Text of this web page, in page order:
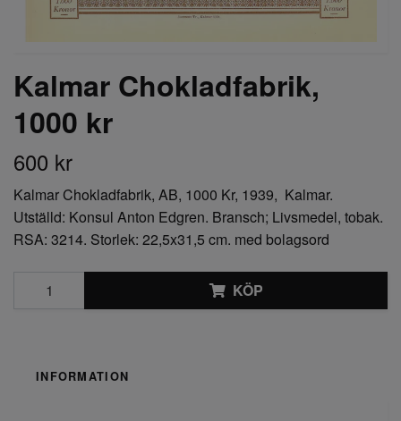
Kalmar Chokladfabrik,
1000 kr
600 kr
Kalmar Chokladfabrik, AB, 1000 Kr, 1939, Kalmar.
Utställd: Konsul Anton Edgren. Bransch; Livsmedel, tobak.
RSA: 3214. Storlek: 22,5x31,5 cm. med bolagsord
KÖP
INFORMATION